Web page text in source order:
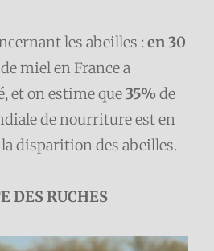
les abeilles : en 30
miel en France a
et on estime que35%de
de nourriture est en
la disparition des abeilles.
DES RUCHES